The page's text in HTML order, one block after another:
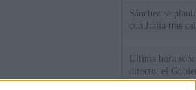
Sánchez se
con Italia tras
Última hora
directo: el
tras la